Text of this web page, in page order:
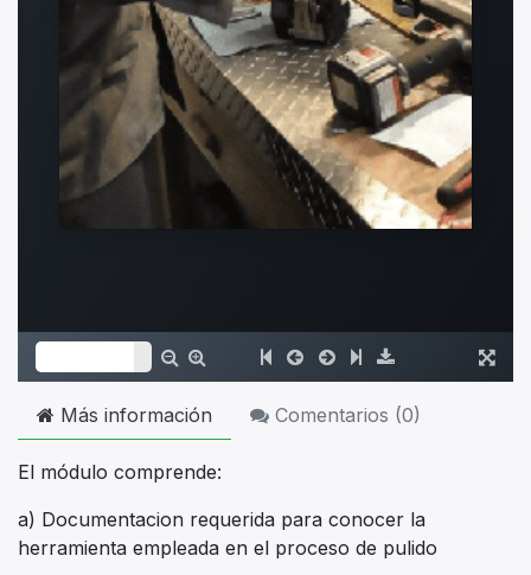
Más información Comentarios (0)
El módulo comprende:
a) Documentacion requerida para conocer la
herramienta empleada en el proceso de pulido